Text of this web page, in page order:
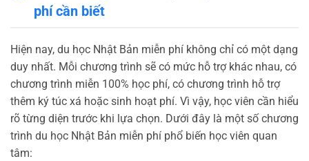
phí cần biết
Hiện nay, du học Nhật Bản miễn phí không chỉ có một dạng
duy nhất. Mỗi chương trình sẽ có mức hỗ trợ khác nhau, có
chương trình miễn 100% học phí, có chương trình hỗ trợ
thêm ký túc xá hoặc sinh hoạt phí. Vì vậy, học viên cần hiểu
rõ từng diện trước khi lựa chọn. Dưới đây là một số chương
trình du học Nhật Bản miễn phí phổ biến học viên quan
tâm: